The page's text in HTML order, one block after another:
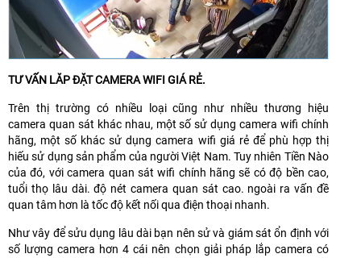
TƯ VẤN LĂP ĐẶT CAMERA WIFI GIÁ RẺ.
Trên thị trường có nhiều loại cũng như nhiều thương hiệu
camera quan sát khác nhau, một số sử dụng camera wifi chính
hãng, một số khác sử dụng camera wifi giá rẻ để phù hợp thị
hiếu sử dụng sản phẩm của người Việt Nam. Tuy nhiên Tiền Nào
của đó, với camera quan sát wifi chính hãng sẽ có độ bền cao,
tuổi thọ lâu dài. độ nét camera quan sát cao. ngoài ra vấn đề
quan tâm hơn là tốc độ kết nối qua điện thoại nhanh.
Như vây để sửu dụng lâu dài bạn nên sử và giám sát ổn định với
số lượng camera hơn 4 cái nên chọn giải pháp lắp camera có